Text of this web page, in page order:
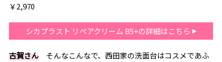
￥2,970
シカプラスト リペアクリーム B5+の詳細はこちら
古賀さんそんなこんなで、西田家の洗面台はコスメであふ